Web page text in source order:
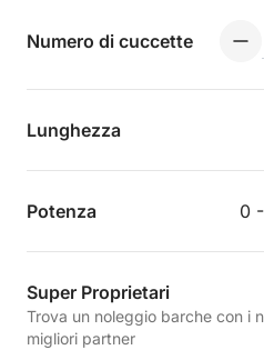
Numero di cuccette
Lunghezza
Potenza 0
Super Proprietari
Trova un noleggio barche con i
migliori partner